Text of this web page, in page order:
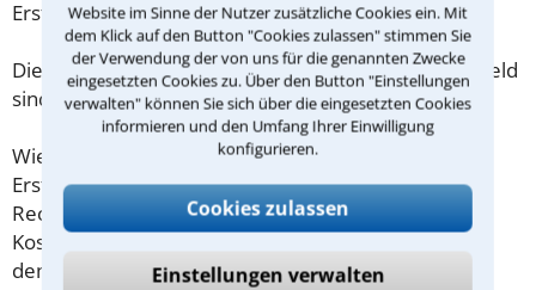
Website im Sinne der Nutzer zusätzliche Cookies ein. Mit
dem Klick auf den Button "Cookies zulassen" stimmen Sie
der Verwendung der von uns für die genannten Zwecke
eingesetzten Cookies zu. Über den Button "Einstellungen
verwalten" können Sie sich über die eingesetzten Cookies
informieren und den Umfang Ihrer Einwilligung
konfigurieren.
Cookies zulassen
Einstellungen verwalten
Erstgespräch ausreichend vorbereiten können.
Die Kosten eines Anwalts für Besuchsrecht in Bielefeld
sind oft geringer als gedacht!
Wieviel ein Rechtsanwalt in Bielefeld für eine
Erstberatung verlangen darf, ist in §34 des
Rechtsanwaltsvergütungsgesetz (RVG) geregelt. Die
Kosten für das erste Beratungsgespräch betragen
demnach maximal 190,00 € zzgl. MwSt.